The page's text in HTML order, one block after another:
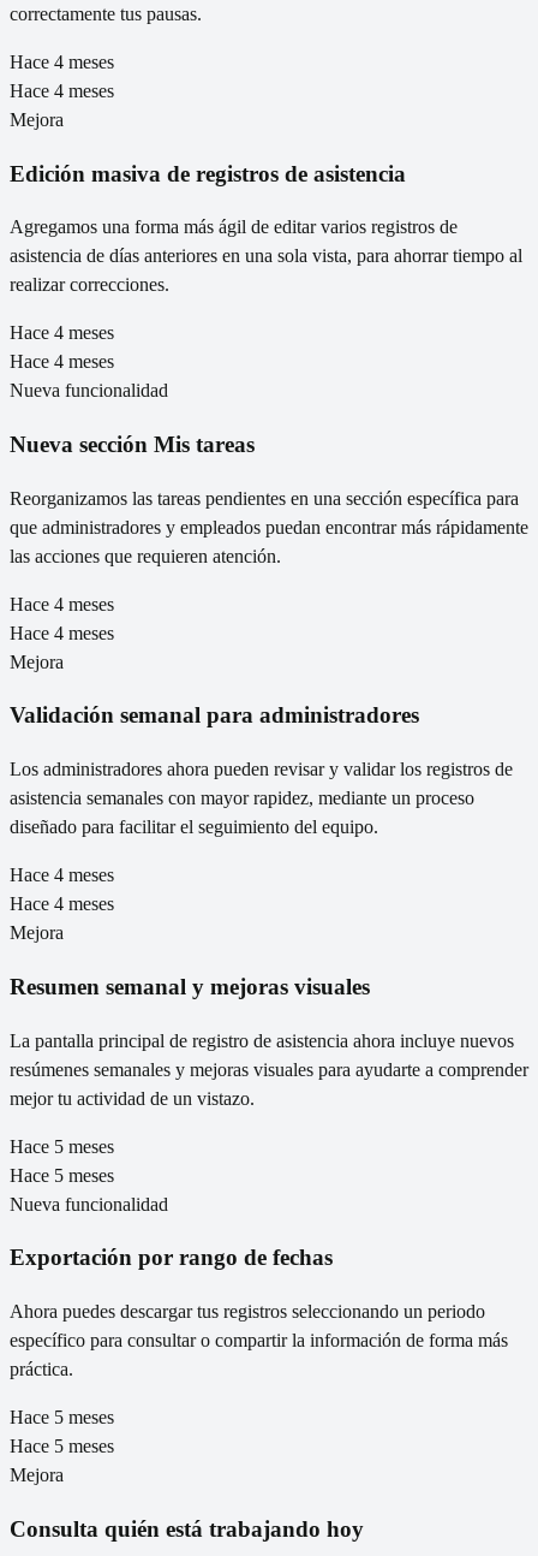
correctamente tus pausas.
Hace 4 meses
Hace 4 meses
Mejora
Edición masiva de registros de asistencia
Agregamos una forma más ágil de editar varios registros de
asistencia de días anteriores en una sola vista, para ahorrar tiempo al
realizar correcciones.
Hace 4 meses
Hace 4 meses
Nueva funcionalidad
Nueva sección Mis tareas
Reorganizamos las tareas pendientes en una sección específica para
que administradores y empleados puedan encontrar más rápidamente
las acciones que requieren atención.
Hace 4 meses
Hace 4 meses
Mejora
Validación semanal para administradores
Los administradores ahora pueden revisar y validar los registros de
asistencia semanales con mayor rapidez, mediante un proceso
diseñado para facilitar el seguimiento del equipo.
Hace 4 meses
Hace 4 meses
Mejora
Resumen semanal y mejoras visuales
La pantalla principal de registro de asistencia ahora incluye nuevos
resúmenes semanales y mejoras visuales para ayudarte a comprender
mejor tu actividad de un vistazo.
Hace 5 meses
Hace 5 meses
Nueva funcionalidad
Exportación por rango de fechas
Ahora puedes descargar tus registros seleccionando un periodo
específico para consultar o compartir la información de forma más
práctica.
Hace 5 meses
Hace 5 meses
Mejora
Consulta quién está trabajando hoy